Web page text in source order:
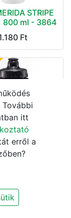
STRIPE
800 ml - 3864
Ft
STRIPE
ml - 3693
További
itt
erről a